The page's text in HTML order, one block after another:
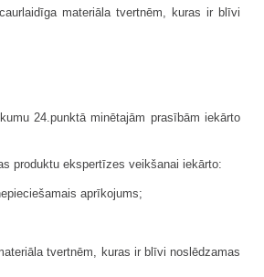
materiāla tvertnēm, kuras ir blīvi
24.punktā minētajām prasībām iekārto
produktu ekspertīzes veikšanai iekārto:
aprīkojums;
tvertnēm, kuras ir blīvi noslēdzamas